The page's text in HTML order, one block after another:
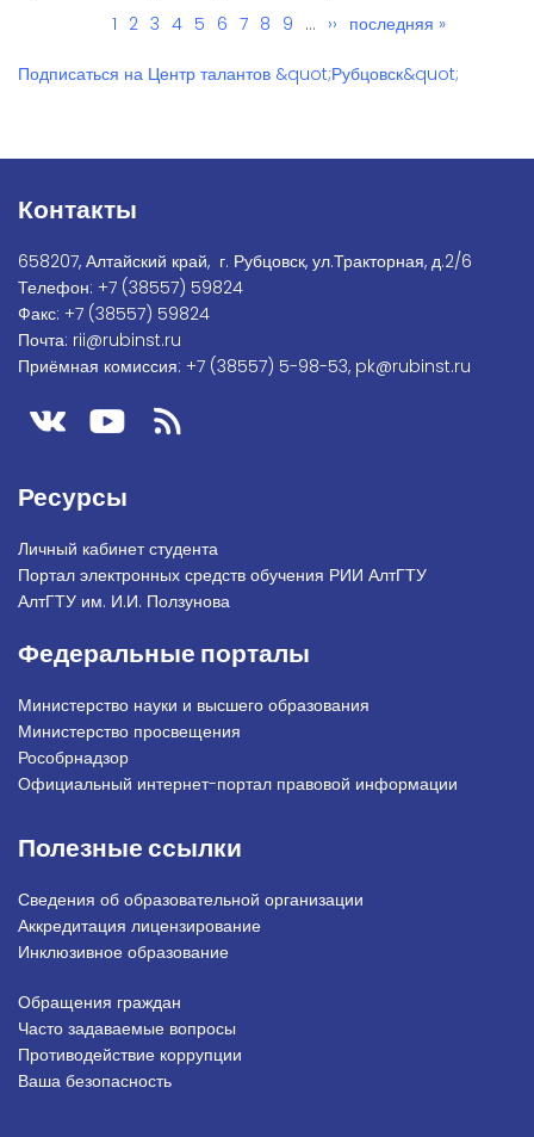
Текущая
1 Page
2 Page
3 Page
4 Page
5 Page
6 Page
7 Page
8 Page
9 … Следующая
›› Последняя
последняя »
Подписаться на Центр талантов &quot;Рубцовск&quot;
Контакты
658207, Алтайский край, г. Рубцовск, ул.Тракторная, д.2/6
Телефон: +7 (38557) 59824
Факс: +7 (38557) 59824
Почта: rii@rubinst.ru
Приёмная комиссия: +7 (38557) 5-98-53, pk@rubinst.ru
Ресурсы
Личный кабинет студента
Портал электронных средств обучения РИИ АлтГТУ
АлтГТУ им. И.И. Ползунова
Федеральные порталы
Министерство науки и высшего образования
Министерство просвещения
Рособрнадзор
Официальный интернет-портал правовой информации
Полезные ссылки
Сведения об образовательной организации
Аккредитация лицензирование
Инклюзивное образование
Подвал_право
Обращения граждан
Часто задаваемые вопросы
Противодействие коррупции
Ваша безопасность